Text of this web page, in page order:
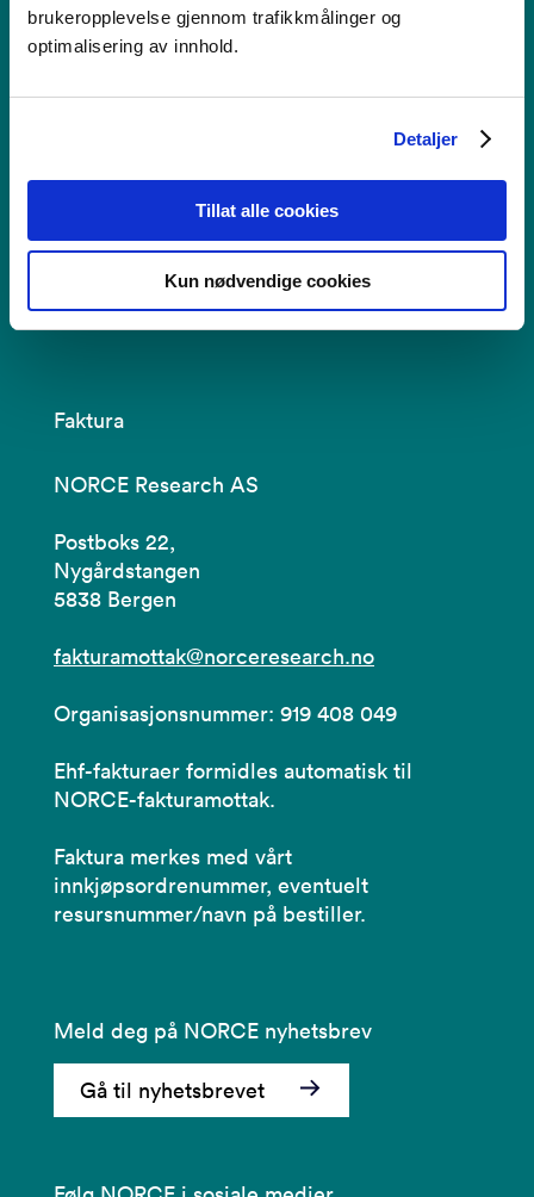
brukeropplevelse gjennom trafikkmålinger og
optimalisering av innhold.
Detaljer
Tillat alle cookies
Kun nødvendige cookies
Se i kartet
Tilgjengelighetserklæring
Bruk av informasjonskapsler
Personvern i NORCE
Faktura
NORCE Research AS
Postboks 22,
Nygårdstangen
5838 Bergen
fakturamottak@norceresearch.no
Organisasjonsnummer: 919 408 049
Ehf-fakturaer formidles automatisk til
NORCE-fakturamottak.
Faktura merkes med vårt
innkjøpsordrenummer, eventuelt
resursnummer/navn på bestiller.
Meld deg på NORCE nyhetsbrev
Gå til nyhetsbrevet